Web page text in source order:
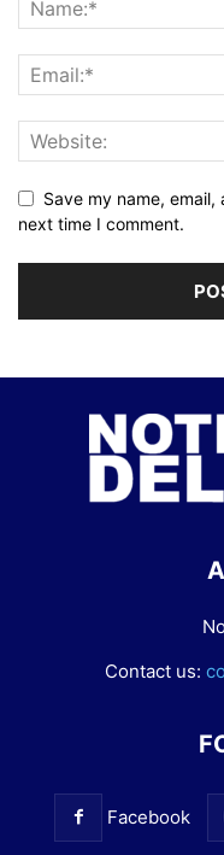
Save my name,
next time I comment.
Contact us:
Facebook